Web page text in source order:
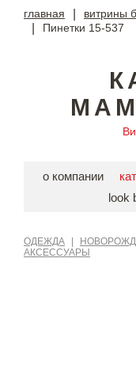
главная витрины
Пинетки 15-537
о компании
look
ОДЕЖДА
АКСЕССУАРЫ